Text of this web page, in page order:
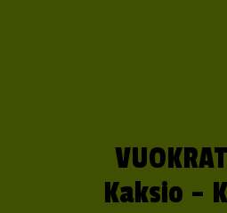
Kaksio –